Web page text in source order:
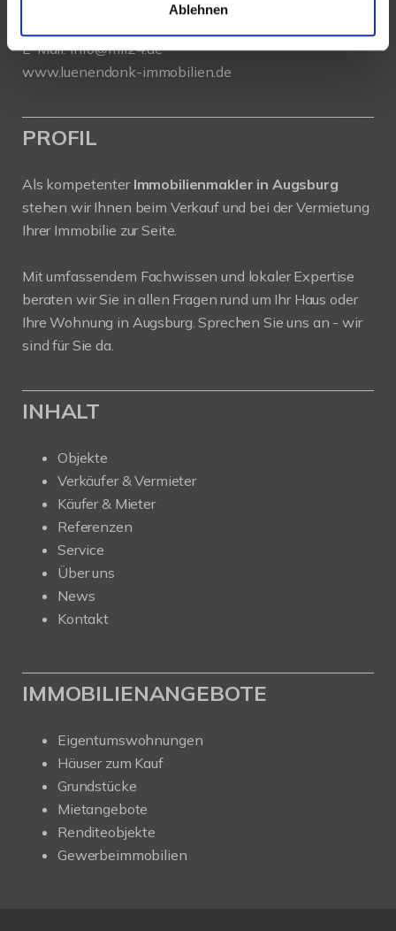
Ablehnen
E-Mail:info@mli24.de
www.luenendonk-immobilien.de
PROFIL
Als kompetenter Immobilienmakler in Augsburg
stehen wir Ihnen beim Verkauf und bei der Vermietung
Ihrer Immobilie zur Seite.
Mit umfassendem Fachwissen und lokaler Expertise
beraten wir Sie in allen Fragen rund um Ihr Haus oder
Ihre Wohnung in Augsburg. Sprechen Sie uns an - wir
sind für Sie da.
INHALT
Objekte
Verkäufer & Vermieter
Käufer & Mieter
Referenzen
Service
Über uns
News
Kontakt
IMMOBILIENANGEBOTE
Eigentumswohnungen
Häuser zum Kauf
Grundstücke
Mietangebote
Renditeobjekte
Gewerbeimmobilien